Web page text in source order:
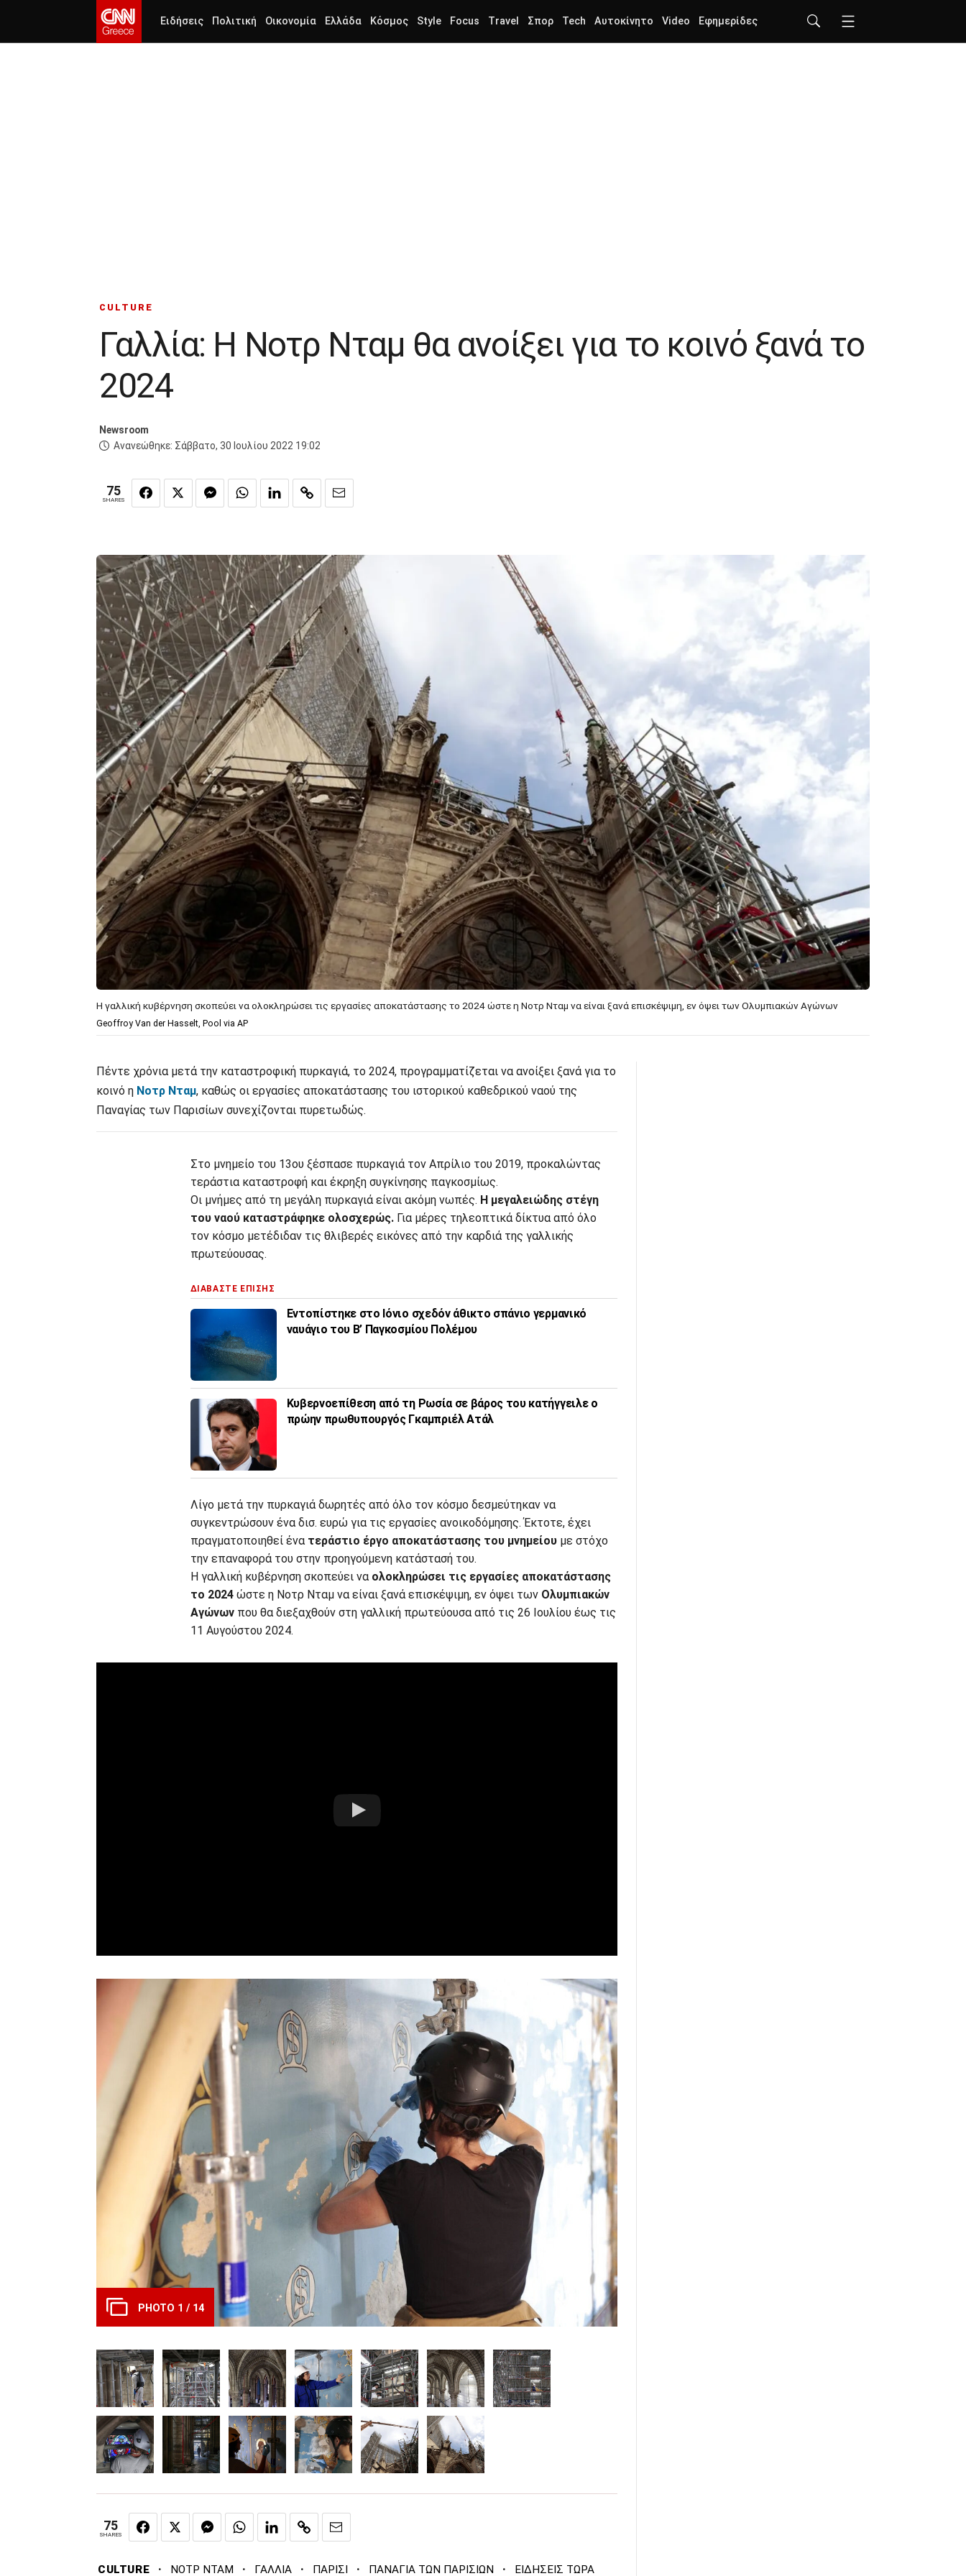
Ειδήσεις Πολιτική Οικονομία Ελλάδα Κόσμος Style Focus Travel Σπορ Tech Αυτοκίνητο Video Εφημερίδες
CULTURE
Γαλλία: Η Νοτρ Νταμ θα ανοίξει για το κοινό ξανά το
2024
Newsroom
Ανανεώθηκε: Σάββατο, 30 Ιουλίου 2022 19:02
75
SHARES
Η γαλλική κυβέρνηση σκοπεύει να ολοκληρώσει τις εργασίες αποκατάστασης το 2024 ώστε η Νοτρ Νταμ να είναι ξανά επισκέψιμη, εν όψει των Ολυμπιακών Αγώνων
Geoffroy Van der Hasselt, Pool via AP
Πέντε χρόνια μετά την καταστροφική πυρκαγιά, το 2024, προγραμματίζεται να ανοίξει ξανά για το
κοινό η Νοτρ Νταμ, καθώς οι εργασίες αποκατάστασης του ιστορικού καθεδρικού ναού της
Παναγίας των Παρισίων συνεχίζονται πυρετωδώς.
Στο μνημείο του 13ου ξέσπασε πυρκαγιά τον Απρίλιο του 2019, προκαλώντας
τεράστια καταστροφή και έκρηξη συγκίνησης παγκοσμίως.
Οι μνήμες από τη μεγάλη πυρκαγιά είναι ακόμη νωπές. Η μεγαλειώδης στέγη
του ναού καταστράφηκε ολοσχερώς.Για μέρες τηλεοπτικά δίκτυα από όλο
τον κόσμο μετέδιδαν τις θλιβερές εικόνες από την καρδιά της γαλλικής
πρωτεύουσας.
ΔΙΑΒΑΣΤΕ ΕΠΙΣΗΣ
Εντοπίστηκε στο Ιόνιο σχεδόν άθικτο σπάνιο γερμανικό
ναυάγιο του Β’ Παγκοσμίου Πολέμου
Κυβερνοεπίθεση από τη Ρωσία σε βάρος του κατήγγειλε ο
πρώην πρωθυπουργός Γκαμπριέλ Ατάλ
Λίγο μετά την πυρκαγιά δωρητές από όλο τον κόσμο δεσμεύτηκαν να
συγκεντρώσουν ένα δισ. ευρώ για τις εργασίες ανοικοδόμησης. Έκτοτε, έχει
πραγματοποιηθεί ένα τεράστιο έργο αποκατάστασης του μνημείουμε στόχο
την επαναφορά του στην προηγούμενη κατάστασή του.
Η γαλλική κυβέρνηση σκοπεύει ναολοκληρώσει τις εργασίες αποκατάστασης
το 2024ώστε η Νοτρ Νταμ να είναι ξανά επισκέψιμη, εν όψει των Ολυμπιακών
Αγώνωνπου θα διεξαχθούν στη γαλλική πρωτεύουσα από τις 26 Ιουλίου έως τις
11 Αυγούστου 2024.
PHOTO 1 / 14
75
SHARES
CULTURE · ΝΟΤΡ ΝΤΑΜ · ΓΑΛΛΙΑ · ΠΑΡΙΣΙ · ΠΑΝΑΓΙΑ ΤΩΝ ΠΑΡΙΣΙΩΝ · ΕΙΔΗΣΕΙΣ ΤΩΡΑ